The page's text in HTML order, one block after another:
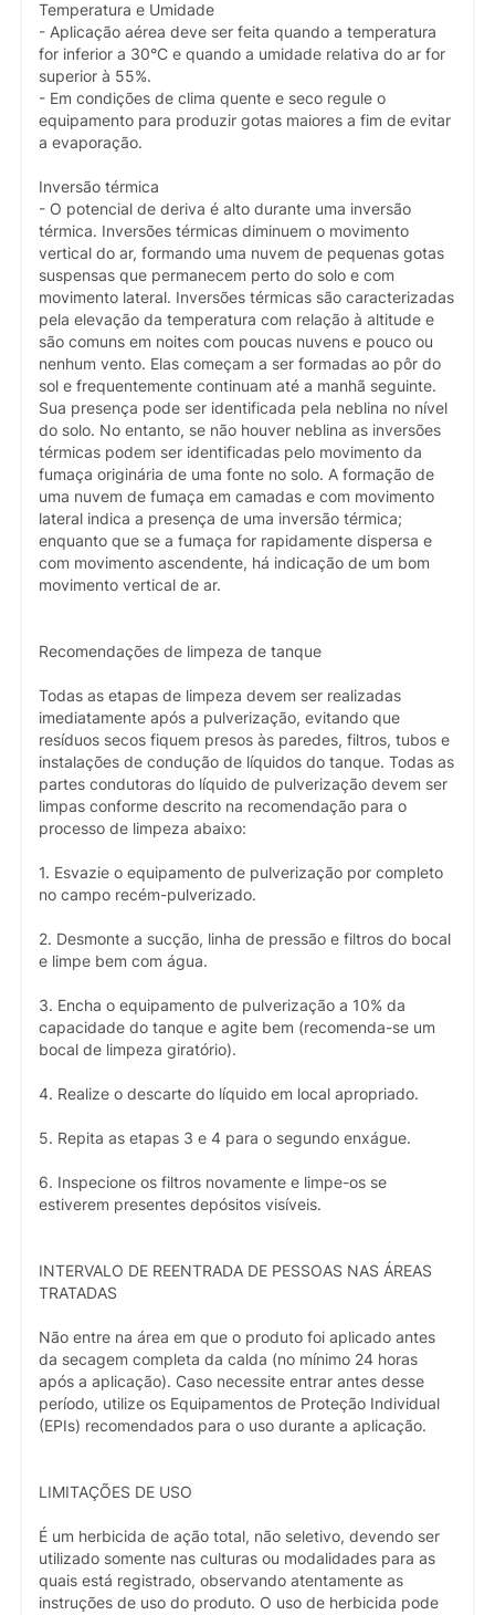
Temperatura e Umidade
- Aplicação aérea deve ser feita quando a temperatura
for inferior a 30°C e quando a umidade relativa do ar for
superior à 55%.
- Em condições de clima quente e seco regule o
equipamento para produzir gotas maiores a fim de evitar
a evaporação.
Inversão térmica
- O potencial de deriva é alto durante uma inversão
térmica. Inversões térmicas diminuem o movimento
vertical do ar, formando uma nuvem de pequenas gotas
suspensas que permanecem perto do solo e com
movimento lateral. Inversões térmicas são caracterizadas
pela elevação da temperatura com relação à altitude e
são comuns em noites com poucas nuvens e pouco ou
nenhum vento. Elas começam a ser formadas ao pôr do
sol e frequentemente continuam até a manhã seguinte.
Sua presença pode ser identificada pela neblina no nível
do solo. No entanto, se não houver neblina as inversões
térmicas podem ser identificadas pelo movimento da
fumaça originária de uma fonte no solo. A formação de
uma nuvem de fumaça em camadas e com movimento
lateral indica a presença de uma inversão térmica;
enquanto que se a fumaça for rapidamente dispersa e
com movimento ascendente, há indicação de um bom
movimento vertical de ar.
Recomendações de limpeza de tanque
Todas as etapas de limpeza devem ser realizadas
imediatamente após a pulverização, evitando que
resíduos secos fiquem presos às paredes, filtros, tubos e
instalações de condução de líquidos do tanque. Todas as
partes condutoras do líquido de pulverização devem ser
limpas conforme descrito na recomendação para o
processo de limpeza abaixo:
1. Esvazie o equipamento de pulverização por completo
no campo recém-pulverizado.
2. Desmonte a sucção, linha de pressão e filtros do bocal
e limpe bem com água.
3. Encha o equipamento de pulverização a 10% da
capacidade do tanque e agite bem (recomenda-se um
bocal de limpeza giratório).
4. Realize o descarte do líquido em local apropriado.
5. Repita as etapas 3 e 4 para o segundo enxágue.
6. Inspecione os filtros novamente e limpe-os se
estiverem presentes depósitos visíveis.
INTERVALO DE REENTRADA DE PESSOAS NAS ÁREAS
TRATADAS
Não entre na área em que o produto foi aplicado antes
da secagem completa da calda (no mínimo 24 horas
após a aplicação). Caso necessite entrar antes desse
período, utilize os Equipamentos de Proteção Individual
(EPIs) recomendados para o uso durante a aplicação.
LIMITAÇÕES DE USO
É um herbicida de ação total, não seletivo, devendo ser
utilizado somente nas culturas ou modalidades para as
quais está registrado, observando atentamente as
instruções de uso do produto. O uso de herbicida pode